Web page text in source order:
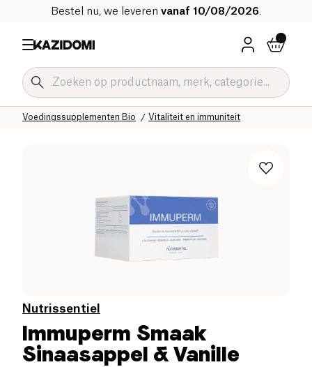
Bestel nu, we leveren vanaf 10/08/2026
Vitaliteit en immuniteit
Voedingssupplementen Bio
Welzijn & Gezondheid
Onze biologische catalogus
Home
Nutrissentiel
Immuperm Smaak
Sinaasappel & Vanille